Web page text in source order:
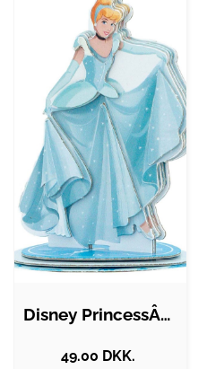
Disney PrincessÂ® Askepot Mal Selv 3D…
49.00 DKK.